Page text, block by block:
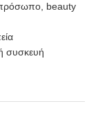
πρόσωπο, beauty
συσκευή